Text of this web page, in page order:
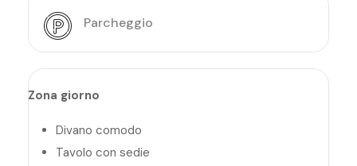
Parcheggio
Zona giorno
Divano comodo
Tavolo con sedie